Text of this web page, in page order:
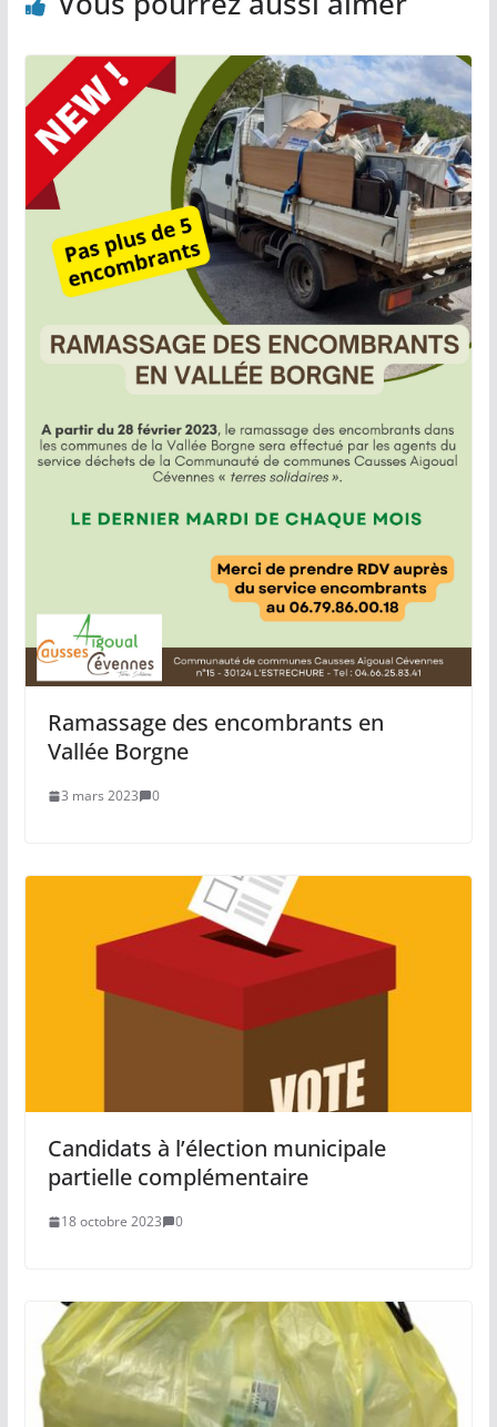
Ramassage des encombrants en
Vallée Borgne
3 mars 2023 0
Candidats à l’élection municipale
partielle complémentaire
18 octobre 2023 0